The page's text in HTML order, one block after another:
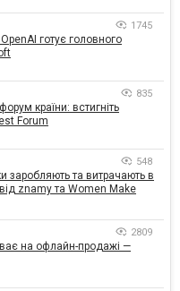
1745
готує головного
835
країни: встигніть
Forum
548
заробляють та витрачають в
znamy та Women Make
2809
на офлайн-продажі —